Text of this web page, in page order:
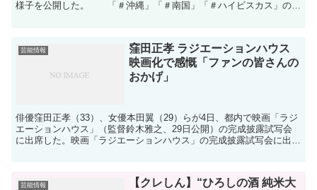
様子を公開した。 「＃沖縄」「＃南国」「＃ハイビスカス」のハ
芸能情報
窪田正孝 ラジエーションハウス
映画化で感慨「ファンの皆さんの
おかげ」
俳優窪田正孝（33）、女優本田翼（29）らが4日、都内で映画「ラジ
エーションハウス」（監督鈴木雅之、29日公開）の完成披露試写会
に出席した。映画「ラジエーションハウス」の完成披露試写会に出席
芸能情報
【クレしん】“ひろしの酒 純米大